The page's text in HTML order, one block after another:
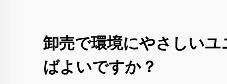
卸売で環境にやさしい
ばよいですか？